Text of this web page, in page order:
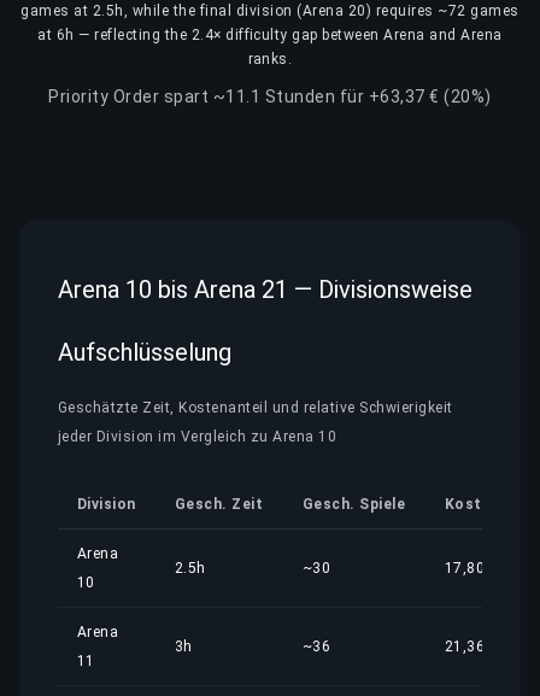
games at 2.5h, while the final division (Arena 20) requires ~72 games
at 6h — reflecting the 2.4× difficulty gap between Arena and Arena
ranks.
Priority Order spart ~11.1 Stunden für +63,37 € (20%)
Arena 10 bis Arena 21 — Divisionsweise
Aufschlüsselung
Geschätzte Zeit, Kostenanteil und relative Schwierigkeit
jeder Division im Vergleich zu Arena 10
Division Gesch. Zeit Gesch. Spiele
Arena
10
2.5h ~30 17,80 €
Arena
11
3h ~36 21,36 €